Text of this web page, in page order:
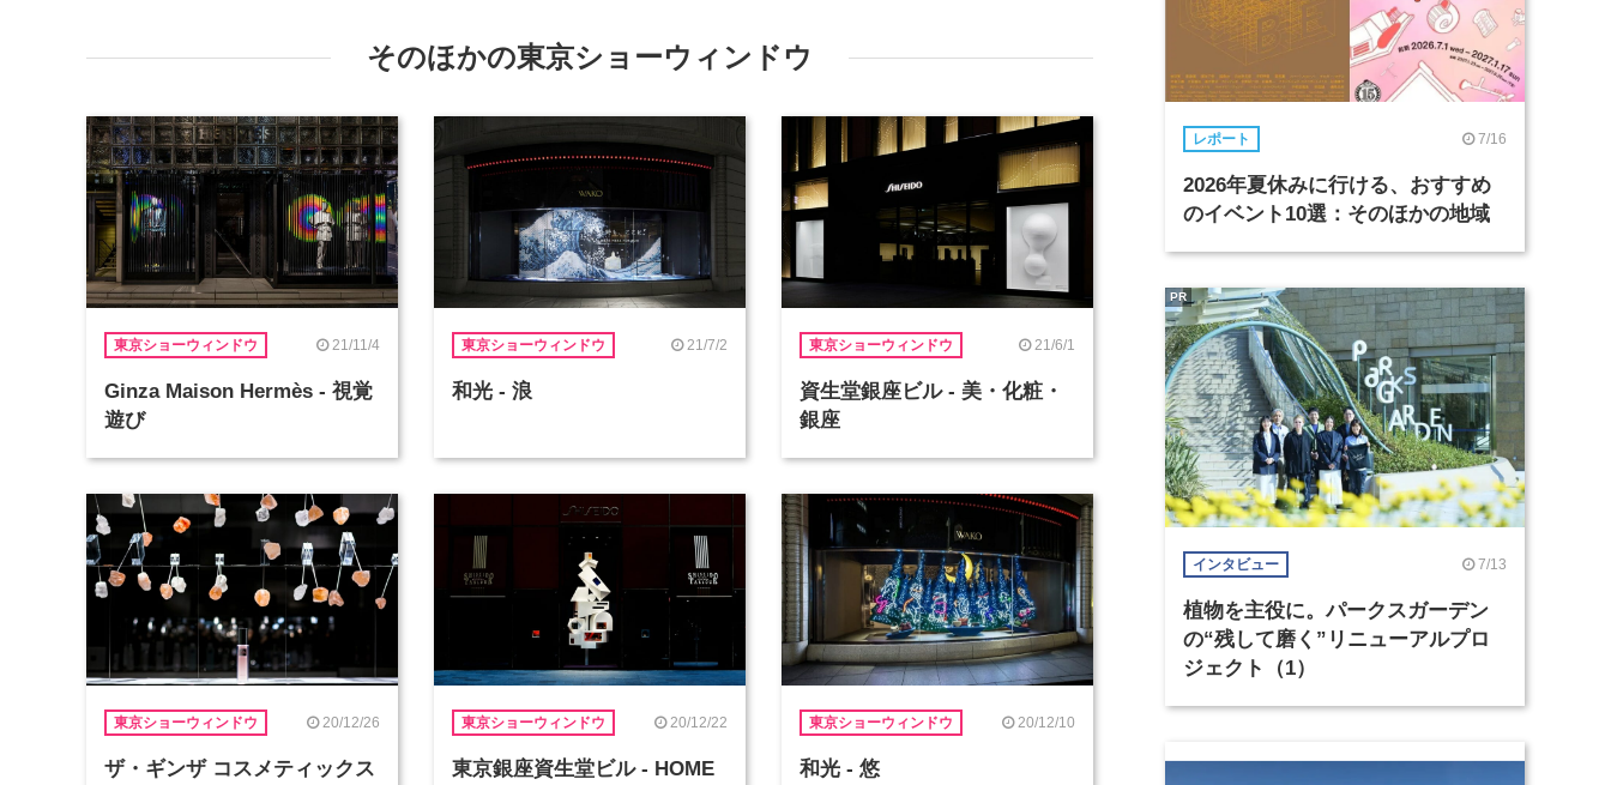
そのほかの東京ショーウィンドウ
東京ショーウィンドウ 21/11/4
Ginza Maison Hermès - 視覚
遊び
東京ショーウィンドウ 21/7/2
和光 - 浪
東京ショーウィンドウ 21/6/1
資生堂銀座ビル - 美・化粧・
銀座
東京ショーウィンドウ 20/12/26
ザ・ギンザ コスメティックス
東京ショーウィンドウ 20/12/22
東京銀座資生堂ビル - HOME
東京ショーウィンドウ 20/12/10
和光 - 悠
レポート 7/16
2026年夏休みに行ける、おすすめ
のイベント10選：そのほかの地域
インタビュー 7/13
植物を主役に。パークスガーデン
の“残して磨く”リニューアルプロ
ジェクト（1）
PR